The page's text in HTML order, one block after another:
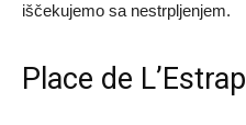
iščekujemo sa nestrpljenjem.
Place de